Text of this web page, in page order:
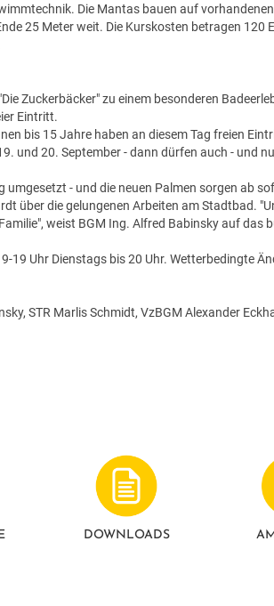
Die Mantas bauen auf
25 Meter weit. Die Kurskosten betragen 120
Zuckerbäcker" zu einem besonderen
Eintritt.
bis 15 Jahre haben an diesem Tag freien
und 20. September - dann dürfen auch - und
umgesetzt - und die neuen Palmen sorgen ab
über die gelungenen Arbeiten am Stadtbad.
weist BGM Ing. Alfred Babinsky auf das
Uhr Dienstags bis 20 Uhr. Wetterbedingte
STR Marlis Schmidt, VzBGM Alexander
DOWNLOADS